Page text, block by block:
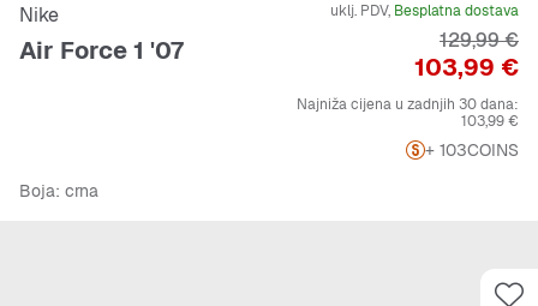
Nike
Air Force 1 '07
uklj. PDV, Besplatna dostava
Cijena
103,99 €
Originalna
129,99 €
Najniža cijena u zadnjih 30 dana:
103,99 €
+ 103COINS
Boja: crna